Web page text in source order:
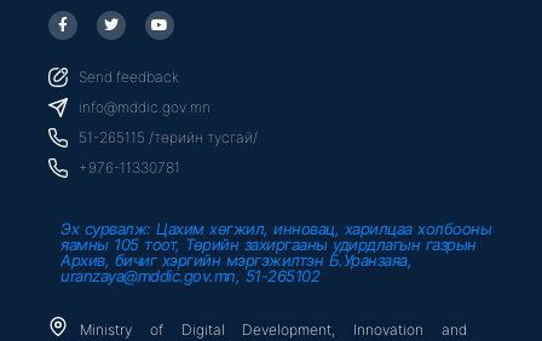
F
a
c
b
o
o
k
f
T
w
i
t
e
r
Y
o
u
u
b
e
Send feedback
info@mddic.gov.mn
51-265115 /төрийн тусгай/
+976-11330781
Эх сурвалж: Цахим хөгжил, инновац, харилцаа холбооны
яамны 105 тоот, Төрийн захиргааны удирдлагын газрын
Архив, бичиг хэргийн мэргэжилтэн Б.Уранзаяа,
uranzaya@mddic.gov.mn, 51-265102
Ministry of Digital Development, Innovation and